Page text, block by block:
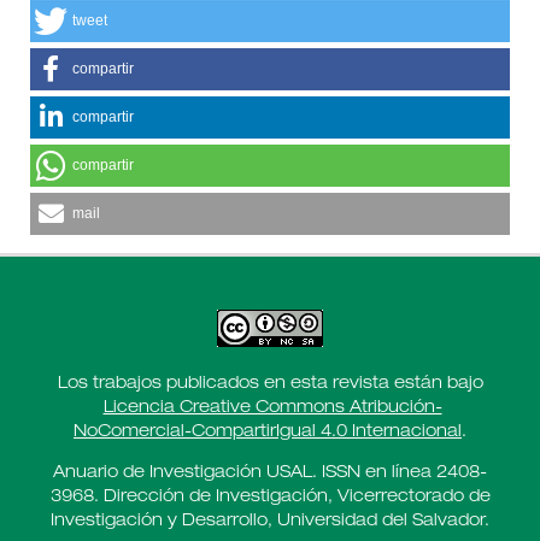
tweet
compartir
compartir
compartir
mail
Los trabajos publicados en esta revista están bajo
Licencia Creative Commons Atribución-
NoComercial-CompartirIgual 4.0 Internacional.
Anuario de Investigación USAL. ISSN en línea 2408-
3968. Dirección de Investigación, Vicerrectorado de
Investigación y Desarrollo, Universidad del Salvador.